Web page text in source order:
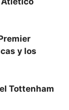
y los
Tottenham